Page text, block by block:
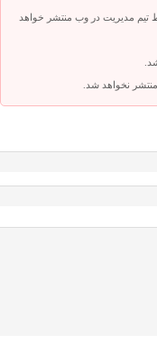
تیم مدیریت در وب منتشر خواهد
نخواهد شد.